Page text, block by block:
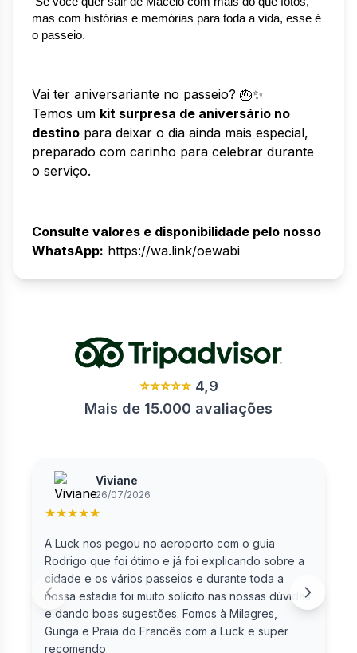
mas com histórias e memórias para toda a vida, esse é
o passeio.
Vai ter aniversariante no passeio? 🎂✨
Temos um kit surpresa de aniversário no
destino para deixar o dia ainda mais especial,
preparado com carinho para celebrar durante
o serviço.
Consulte valores e disponibilidade pelo nosso
WhatsApp: https://wa.link/oewabi
⭐⭐⭐⭐⭐4,9
Mais de 15.000 avaliações
Viviane
26/07/2026
★★★★★
A Luck nos pegou no aeroporto com o guia
Rodrigo que foi ótimo e já foi explicando sobre a
cidade e os vários passeios e durante toda a
nossa estadia foi muito solícito nas nossas dúvidas
e dando boas sugestões. Fomos à Milagres,
Gunga e Praia do Francês com a Luck e super
recomendo